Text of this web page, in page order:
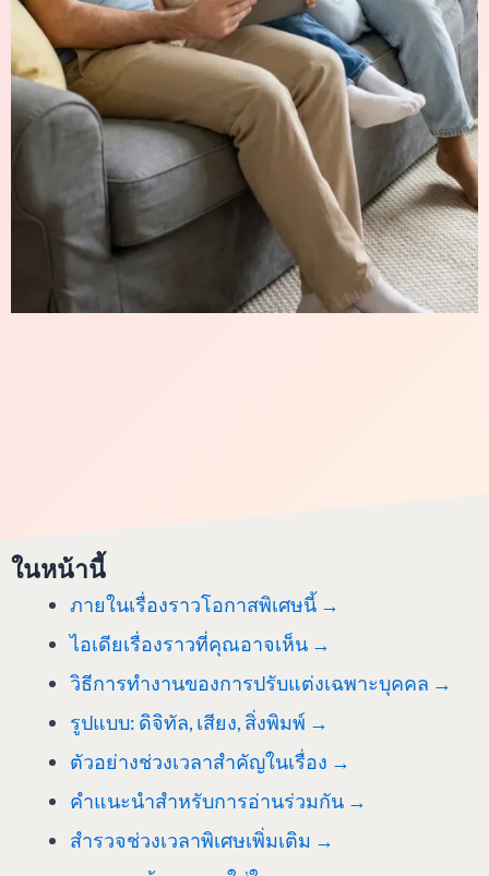
ในหน้านี้
ภายในเรื่องราวโอกาสพิเศษนี้ →
ไอเดียเรื่องราวที่คุณอาจเห็น →
วิธีการทำงานของการปรับแต่งเฉพาะบุคคล →
รูปแบบ: ดิจิทัล, เสียง, สิ่งพิมพ์ →
ตัวอย่างช่วงเวลาสำคัญในเรื่อง →
คำแนะนำสำหรับการอ่านร่วมกัน →
สำรวจช่วงเวลาพิเศษเพิ่มเติม →